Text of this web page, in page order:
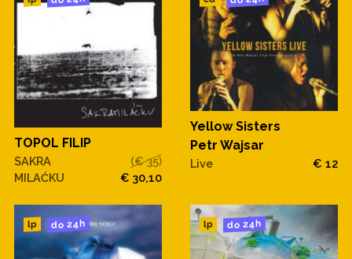
TOPOL FILIP
SAKRA
MILAĆKU
(€ 35)
€ 30,10
Yellow Sisters
Petr Wajsar
Live € 12
lp do 24h lp do 24h